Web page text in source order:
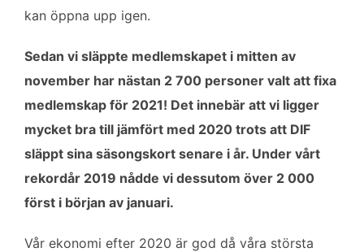
kan öppna upp igen.
Sedan vi släppte medlemskapet i mitten av
november har nästan 2 700 personer valt att fixa
medlemskap för 2021! Det innebär att vi ligger
mycket bra till jämfört med 2020 trots att DIF
släppt sina säsongskort senare i år. Under vårt
rekordår 2019 nådde vi dessutom över 2 000
först i början av januari.
Vår ekonomi efter 2020 är god då våra största